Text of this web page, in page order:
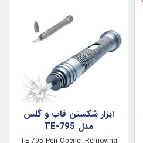
ابزار شکستن قاب و گلس
مدل TE-795